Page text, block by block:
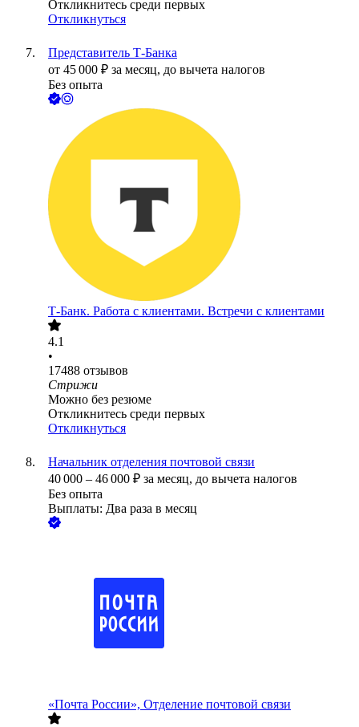
Откликнитесь среди первых
Откликнуться
Представитель Т-Банка
от 45 000 ₽ за месяц, до вычета налогов
Без опыта
Т-Банк. Работа с клиентами. Встречи с клиентами
4.1
•
17488 отзывов
Стрижи
Можно без резюме
Откликнитесь среди первых
Откликнуться
Начальник отделения почтовой связи
40 000 – 46 000 ₽ за месяц, до вычета налогов
Без опыта
Выплаты: Два раза в месяц
«Почта России», Отделение почтовой связи